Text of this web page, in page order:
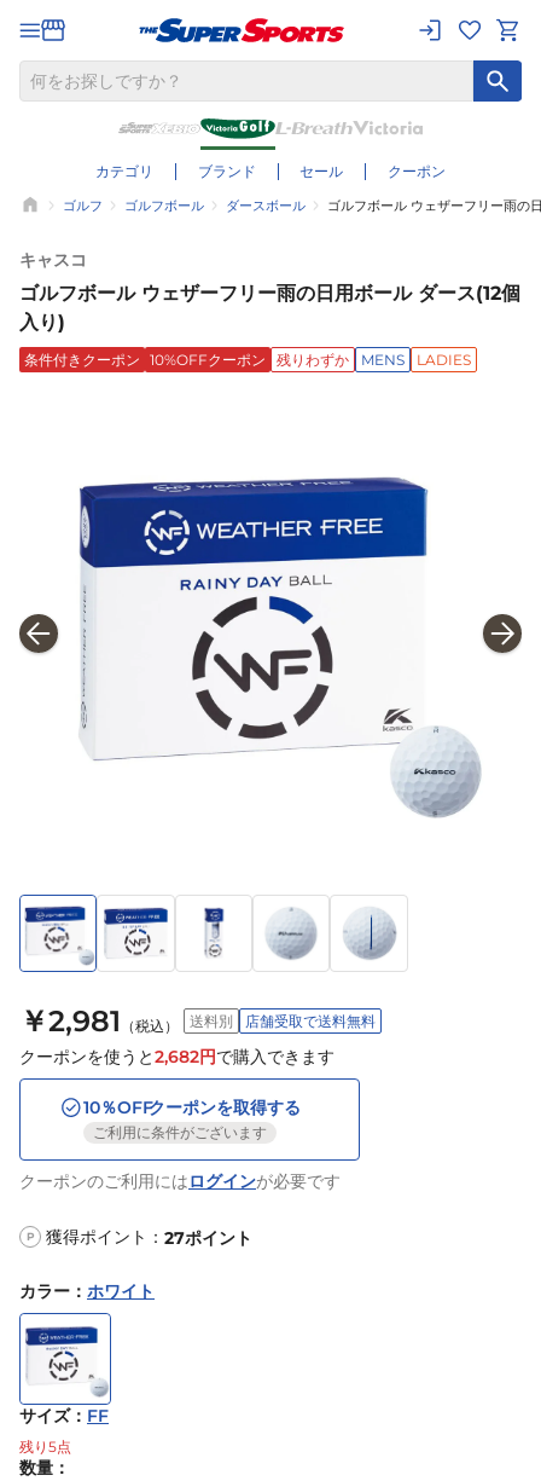
カテゴリ ブランド セール クーポン
ゴルフ ゴルフボール ダースボール ゴルフボール ウェザーフリー雨の
キャスコ
ゴルフボール ウェザーフリー雨の日用ボール ダース(12個
入り)
条件付きクーポン 10%OFFクーポン 残りわずか MENS LADIES
￥2,981 （税込） 送料別 店舗受取で送料無料
クーポンを使うと2,682円で購入できます
10％OFFクーポンを取得する
ご利用に条件がございます
クーポンのご利用にはログインが必要です
P 獲得ポイント： 27ポイント
カラー ： ホワイト
サイズ： FF
残り 5点
数量：